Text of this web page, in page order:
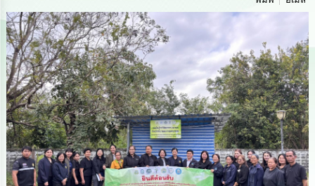
จ้าง
การ
เงิน
การ
คลัง
นโยบาย
No
Gift
Policy